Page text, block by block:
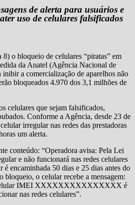
de alerta para usuários e
uso de celulares falsificados
8) o bloqueio de celulares “piratas” em
da Anatel (Agência Nacional de
inibir a comercialização de aparelhos não
bloqueados 4.970 dos 3,1 milhões de
celulares que sejam falsificados,
Conforme a Agência, desde 23 de
irregular nas redes das prestadoras
um alerta.
conteúdo: “Operadora avisa: Pela Lei
e não funcionará nas redes celulares
é encaminhada 50 dias e 25 dias antes do
bloqueio, o celular recebe a mensagem:
celular IMEI XXXXXXXXXXXXXXX é
nas redes celulares”.